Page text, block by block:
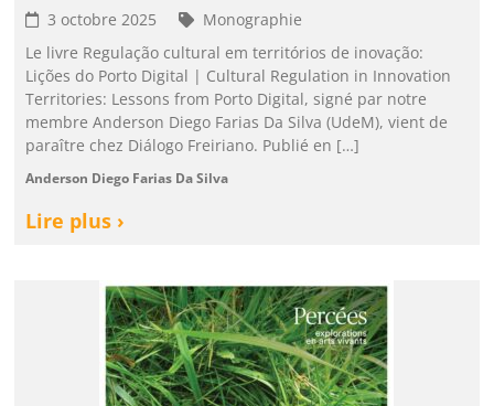
3 octobre 2025
Monographie
Le livre Regulação cultural em territórios de inovação:
Lições do Porto Digital | Cultural Regulation in Innovation
Territories: Lessons from Porto Digital, signé par notre
membre Anderson Diego Farias Da Silva (UdeM), vient de
paraître chez Diálogo Freiriano. Publié en […]
Anderson Diego Farias Da Silva
Lire plus ›